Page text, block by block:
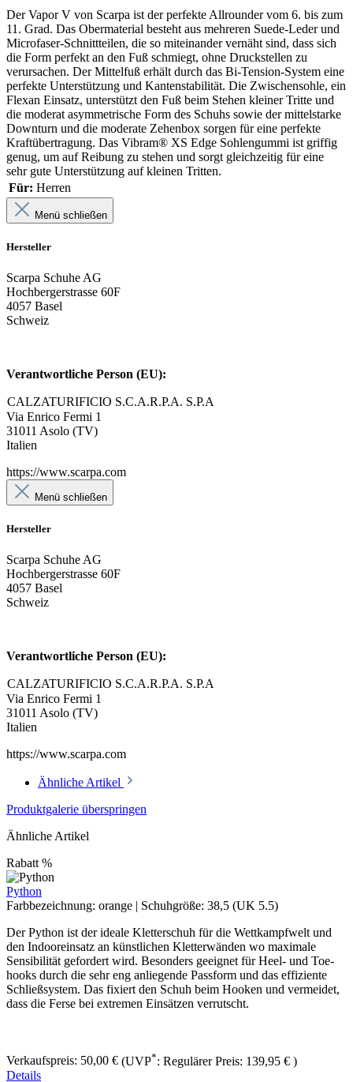
Der Vapor V von Scarpa ist der perfekte Allrounder vom 6. bis zum
11. Grad. Das Obermaterial besteht aus mehreren Suede-Leder und
Microfaser-Schnittteilen, die so miteinander vernäht sind, dass sich
die Form perfekt an den Fuß schmiegt, ohne Druckstellen zu
verursachen. Der Mittelfuß erhält durch das Bi-Tension-System eine
perfekte Unterstützung und Kantenstabilität. Die Zwischensohle, ein
Flexan Einsatz, unterstützt den Fuß beim Stehen kleiner Tritte und
die moderat asymmetrische Form des Schuhs sowie der mittelstarke
Downturn und die moderate Zehenbox sorgen für eine perfekte
Kraftübertragung. Das Vibram® XS Edge Sohlengummi ist griffig
genug, um auf Reibung zu stehen und sorgt gleichzeitig für eine
sehr gute Unterstützung auf kleinen Tritten.
Für: Herren
Menü schließen
Hersteller
Scarpa Schuhe AG
Hochbergerstrasse 60F
4057 Basel
Schweiz
Verantwortliche Person (EU):
CALZATURIFICIO S.C.A.R.P.A. S.P.A
Via Enrico Fermi 1
31011 Asolo (TV)
Italien
https://www.scarpa.com
Menü schließen
Hersteller
Scarpa Schuhe AG
Hochbergerstrasse 60F
4057 Basel
Schweiz
Verantwortliche Person (EU):
CALZATURIFICIO S.C.A.R.P.A. S.P.A
Via Enrico Fermi 1
31011 Asolo (TV)
Italien
https://www.scarpa.com
Ähnliche Artikel
Produktgalerie überspringen
Ähnliche Artikel
Rabatt %
Python
Farbbezeichnung: orange | Schuhgröße: 38,5 (UK 5.5)
Der Python ist der ideale Kletterschuh für die Wettkampfwelt und
den Indooreinsatz an künstlichen Kletterwänden wo maximale
Sensibilität gefordert wird. Besonders geeignet für Heel- und Toe-
hooks durch die sehr eng anliegende Passform und das effiziente
Schließsystem. Das fixiert den Schuh beim Hooken und vermeidet,
dass die Ferse bei extremen Einsätzen verrutscht.
Verkaufspreis: 50,00 € (UVP*: Regulärer Preis: 139,95 € )
Details